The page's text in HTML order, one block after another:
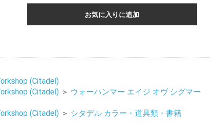
お気に入りに追加
(Citadel)
(Citadel) ＞ ウォーハンマー エイジ オヴ シグマー
(Citadel) ＞ シタデル カラー・道具類・書籍